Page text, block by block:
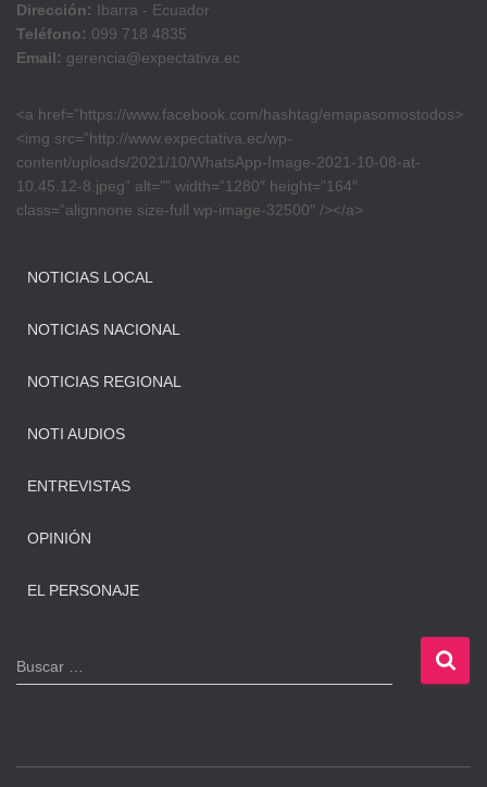
Dirección: Ibarra - Ecuador
Teléfono: 099 718 4835
Email: gerencia@expectativa.ec
<a href=”https://www.facebook.com/hashtag/emapasomostodos>
<img src=”http://www.expectativa.ec/wp-
content/uploads/2021/10/WhatsApp-Image-2021-10-08-at-
10.45.12-8.jpeg” alt=”” width=”1280″ height=”164″
class=”alignnone size-full wp-image-32500″ /></a>
NOTICIAS LOCAL
NOTICIAS NACIONAL
NOTICIAS REGIONAL
NOTI AUDIOS
ENTREVISTAS
OPINIÓN
EL PERSONAJE
B
u
Buscar …